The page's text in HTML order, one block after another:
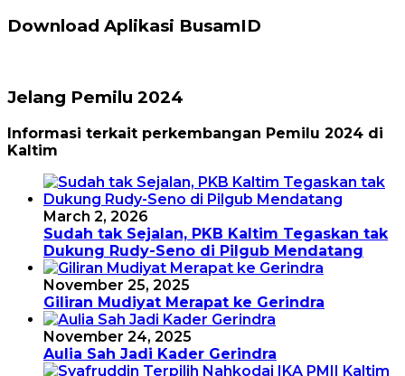
Download Aplikasi BusamID
Jelang Pemilu 2024
Informasi terkait perkembangan Pemilu 2024 di
Kaltim
March 2, 2026
Sudah tak Sejalan, PKB Kaltim Tegaskan tak
Dukung Rudy-Seno di Pilgub Mendatang
November 25, 2025
Giliran Mudiyat Merapat ke Gerindra
November 24, 2025
Aulia Sah Jadi Kader Gerindra